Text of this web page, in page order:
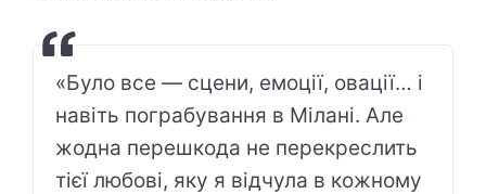
«Було все — сцени, емоції, овації… і
навіть пограбування в Мілані. Але
жодна перешкода не перекреслить
тієї любові, яку я відчула в кожному